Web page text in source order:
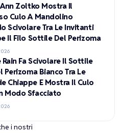
Zoltko Mostra Il
Culo A Mandolino
Scivolare Tra Le Invitanti
Il Filo Sottile Del Perizoma
Rain Fa Scivolare Il Sottile
Perizoma Bianco Tra Le
Chiappe E Mostra Il Culo
Modo Sfacciato
i nostri